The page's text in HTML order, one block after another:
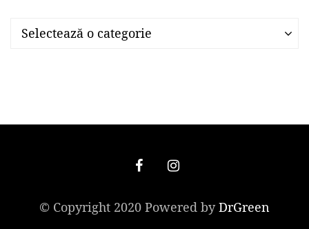
Categorii
Selectează o categorie
Categorii
© Copyright 2020 Powered byDrGreen